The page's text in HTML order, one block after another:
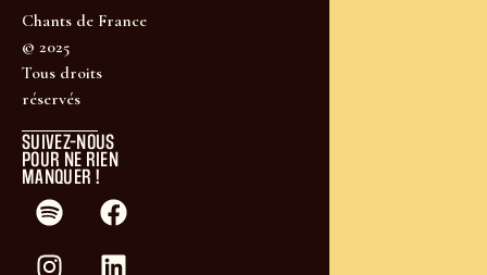
Chants de France
© 2025
Tous droits
réservés
SUIVEZ-NOUS
POUR NE RIEN
MANQUER !